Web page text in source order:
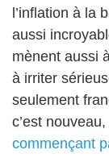
l’inflation à la
aussi
mènent aussi à
à irriter
seulement
c’est
commençant